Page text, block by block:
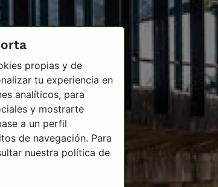
propias y de
tu experiencia en
analíticos, para
y mostrarte
a un perfil
de navegación. Para
nuestra política de